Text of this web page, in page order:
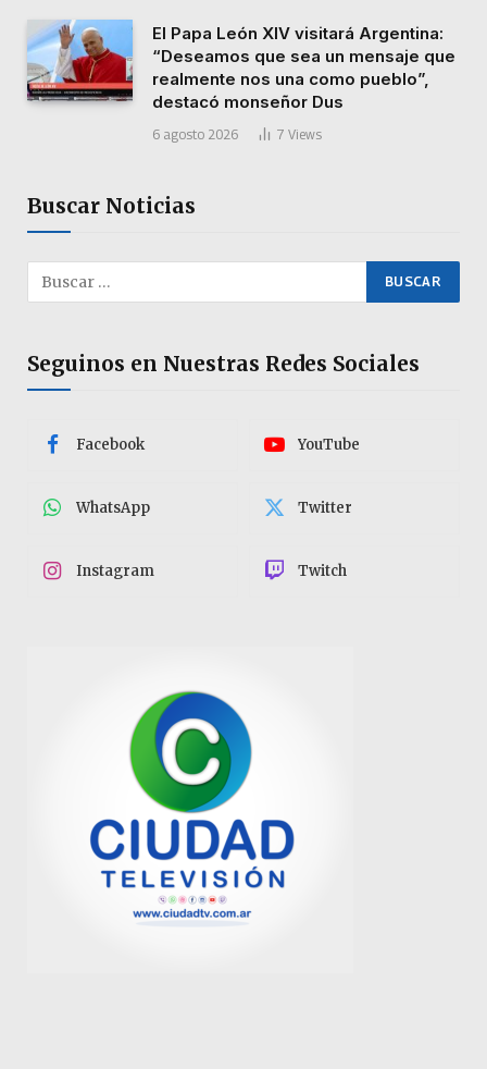
El Papa León XIV visitará Argentina:
“Deseamos que sea un mensaje que
realmente nos una como pueblo”,
destacó monseñor Dus
6 agosto 2026 7 Views
Buscar Noticias
Seguinos en Nuestras Redes Sociales
Facebook YouTube
WhatsApp Twitter
Instagram Twitch